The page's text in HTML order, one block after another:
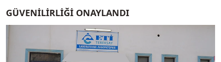
GÜVENİLİRLİĞİ ONAYLANDI